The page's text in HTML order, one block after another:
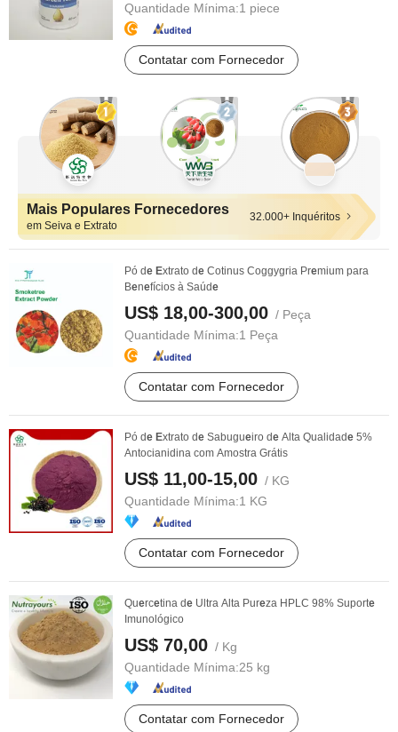
Quantidade Mínima:1 piece
Contatar com Fornecedor
Mais Populares Fornecedores
em Seiva e Extrato
32.000+ Inquéritos
Pó de Extrato de Cotinus Coggygria Premium para
Benefícios à Saúde
US$ 18,00-300,00 / Peça
Quantidade Mínima:1 Peça
Contatar com Fornecedor
Pó de Extrato de Sabugueiro de Alta Qualidade 5%
Antocianidina com Amostra Grátis
US$ 11,00-15,00 / KG
Quantidade Mínima:1 KG
Contatar com Fornecedor
Quercetina de Ultra Alta Pureza HPLC 98% Suporte
Imunológico
US$ 70,00 / Kg
Quantidade Mínima:25 kg
Contatar com Fornecedor